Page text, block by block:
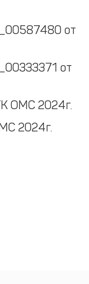
от
от
ОМС 2024г.
2024г.